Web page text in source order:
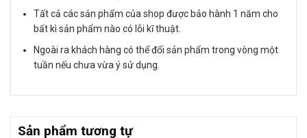
Tất cả các sản phẩm của shop được bảo hành 1 năm cho
bất kì sản phẩm nào có lỗi kĩ thuật.
Ngoài ra khách hàng có thể đổi sản phẩm trong vòng một
tuần nếu chưa vừa ý sử dụng.
Sản phẩm tương tự